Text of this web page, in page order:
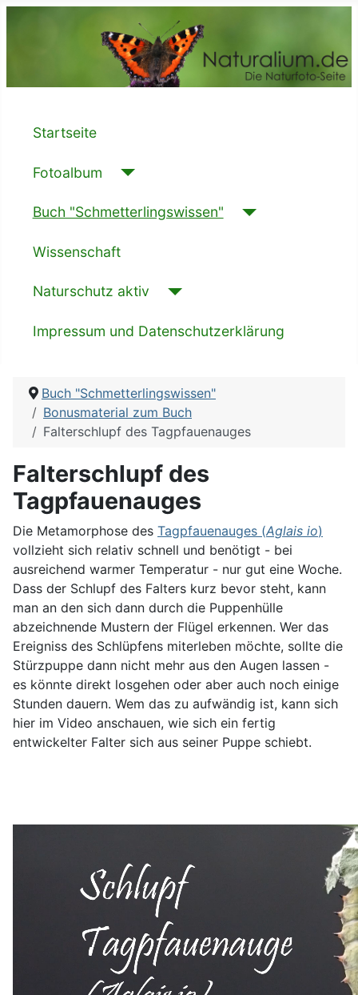
Startseite
Fotoalbum
Buch "Schmetterlingswissen"
Wissenschaft
Naturschutz aktiv
Impressum und Datenschutzerklärung
Buch "Schmetterlingswissen"
Bonusmaterial zum Buch
Falterschlupf des Tagpfauenauges
Falterschlupf des
Tagpfauenauges
Die Metamorphose des Tagpfauenauges (Aglais io)
vollzieht sich relativ schnell und benötigt - bei
ausreichend warmer Temperatur - nur gut eine Woche.
Dass der Schlupf des Falters kurz bevor steht, kann
man an den sich dann durch die Puppenhülle
abzeichnende Mustern der Flügel erkennen. Wer das
Ereigniss des Schlüpfens miterleben möchte, sollte die
Stürzpuppe dann nicht mehr aus den Augen lassen -
es könnte direkt losgehen oder aber auch noch einige
Stunden dauern. Wem das zu aufwändig ist, kann sich
hier im Video anschauen, wie sich ein fertig
entwickelter Falter sich aus seiner Puppe schiebt.